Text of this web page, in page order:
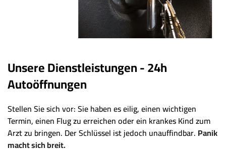
Unsere Dienstleistungen - 24h
Autoöffnungen
Stellen Sie sich vor: Sie haben es eilig, einen wichtigen
Termin, einen Flug zu erreichen oder ein krankes Kind zum
Arzt zu bringen. Der Schlüssel ist jedoch unauffindbar. Panik
macht sich breit.